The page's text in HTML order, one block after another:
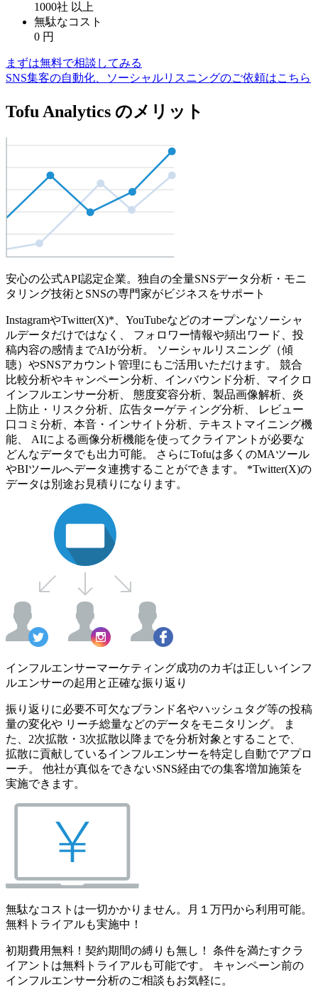
1000社 以上
無駄なコスト
0 円
まずは無料で相談してみる
SNS集客の自動化、ソーシャルリスニングのご依頼はこちら
Tofu Analytics のメリット
安心の公式API認定企業。独自の全量SNSデータ分析・モニ
タリング技術とSNSの専門家がビジネスをサポート
InstagramやTwitter(X)*、YouTubeなどのオープンなソーシャ
ルデータだけではなく、 フォロワー情報や頻出ワード、投
稿内容の感情までAIが分析。 ソーシャルリスニング（傾
聴）やSNSアカウント管理にもご活用いただけます。 競合
比較分析やキャンペーン分析、インバウンド分析、マイクロ
インフルエンサー分析、 態度変容分析、製品画像解析、炎
上防止・リスク分析、広告ターゲティング分析、 レビュー
口コミ分析、本音・インサイト分析、テキストマイニング機
能、 AIによる画像分析機能を使ってクライアントが必要な
どんなデータでも出力可能。 さらにTofuは多くのMAツール
やBIツールへデータ連携することができます。 *Twitter(X)の
データは別途お見積りになります。
インフルエンサーマーケティング成功のカギは正しいインフ
ルエンサーの起用と正確な振り返り
振り返りに必要不可欠なブランド名やハッシュタグ等の投稿
量の変化や リーチ総量などのデータをモニタリング。 ま
た、2次拡散・3次拡散以降までを分析対象とすることで、
拡散に貢献しているインフルエンサーを特定し自動でアプロ
ーチ。 他社が真似をできないSNS経由での集客増加施策を
実施できます。
無駄なコストは一切かかりません。月１万円から利用可能。
無料トライアルも実施中！
初期費用無料！契約期間の縛りも無し！ 条件を満たすクラ
イアントは無料トライアルも可能です。 キャンペーン前の
インフルエンサー分析のご相談もお気軽に。